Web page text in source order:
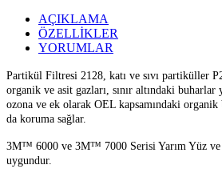
AÇIKLAMA
ÖZELLİKLER
YORUMLAR
Partikül Filtresi 2128, katı ve sıvı partiküller
organik ve asit gazları, sınır altındaki
ozona ve ek olarak OEL kapsamındaki organik
da koruma sağlar.
3M™ 6000 ve 3M™ 7000 Serisi Yarım Yüz
uygundur.